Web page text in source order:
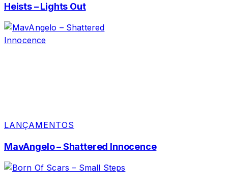
Heists – Lights Out
LANÇAMENTOS
MavAngelo – Shattered Innocence